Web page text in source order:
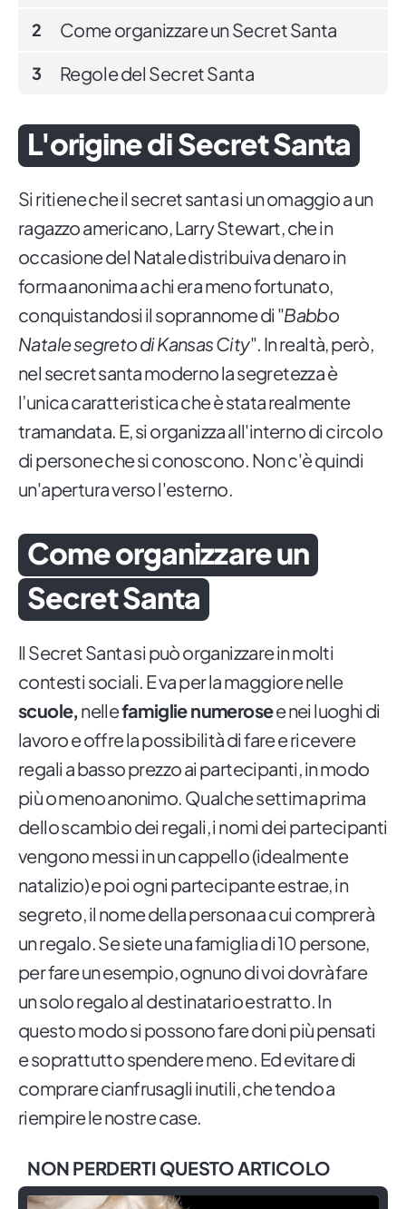
2 Come organizzare un Secret Santa
3 Regole del Secret Santa
L'origine di Secret Santa
Si ritiene che il secret santa si un omaggio a un
ragazzo americano, Larry Stewart, che in
occasione del Natale distribuiva denaro in
forma anonima a chi era meno fortunato,
conquistandosi il soprannome di "Babbo
Natale segreto di Kansas City". In realtà, però,
nel secret santa moderno la segretezza è
l’unica caratteristica che è stata realmente
tramandata. E, si organizza all'interno di circolo
di persone che si conoscono. Non c'è quindi
un'apertura verso l'esterno.
Come organizzare un
Secret Santa
Il Secret Santa si può organizzare in molti
contesti sociali. E va per la maggiore nelle
scuole, nellefamiglie numerosee nei luoghi di
lavoro e offre la possibilità di fare e ricevere
regali a basso prezzo ai partecipanti, in modo
più o meno anonimo. Qualche settima prima
dello scambio dei regali, i nomi dei partecipanti
vengono messi in un cappello (idealmente
natalizio) e poi ogni partecipante estrae, in
segreto, il nome della persona a cui comprerà
un regalo. Se siete una famiglia di 10 persone,
per fare un esempio, ognuno di voi dovrà fare
un solo regalo al destinatario estratto. In
questo modo si possono fare doni più pensati
e soprattutto spendere meno. Ed evitare di
comprare cianfrusagli inutili, che tendo a
riempire le nostre case.
NON PERDERTI QUESTO ARTICOLO